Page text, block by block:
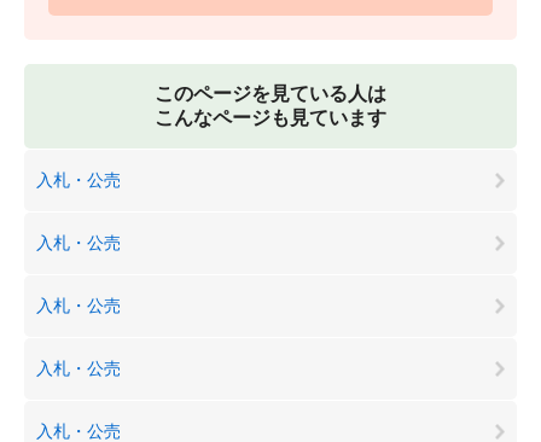
このページを見ている人は
こんなページも見ています
入札・公売
入札・公売
入札・公売
入札・公売
入札・公売